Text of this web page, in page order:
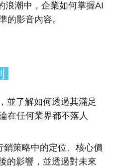
浪潮中，企業如何掌握AI
的影音內容。
並了解如何透過其滿足
在任何業界都不落人
銷策略中的定位、核心價
的影響，並透過對未來